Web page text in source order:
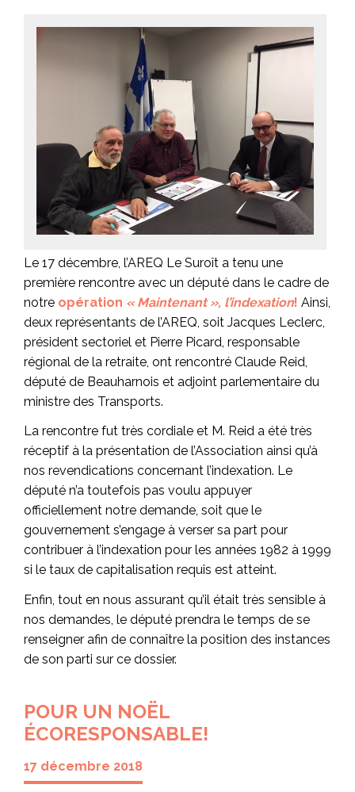
Le 17 décembre, l’AREQ Le Suroît a tenu une
première rencontre avec un député dans le cadre de
notre opération « Maintenant », l’indexation! Ainsi,
deux représentants de l’AREQ, soit Jacques Leclerc,
président sectoriel et Pierre Picard, responsable
régional de la retraite, ont rencontré Claude Reid,
député de Beauharnois et adjoint parlementaire du
ministre des Transports.
La rencontre fut très cordiale et M. Reid a été très
réceptif à la présentation de l’Association ainsi qu’à
nos revendications concernant l’indexation. Le
député n’a toutefois pas voulu appuyer
officiellement notre demande, soit que le
gouvernement s’engage à verser sa part pour
contribuer à l’indexation pour les années 1982 à 1999
si le taux de capitalisation requis est atteint.
Enfin, tout en nous assurant qu’il était très sensible à
nos demandes, le député prendra le temps de se
renseigner afin de connaître la position des instances
de son parti sur ce dossier.
POUR UN NOËL
ÉCORESPONSABLE!
17 décembre 2018